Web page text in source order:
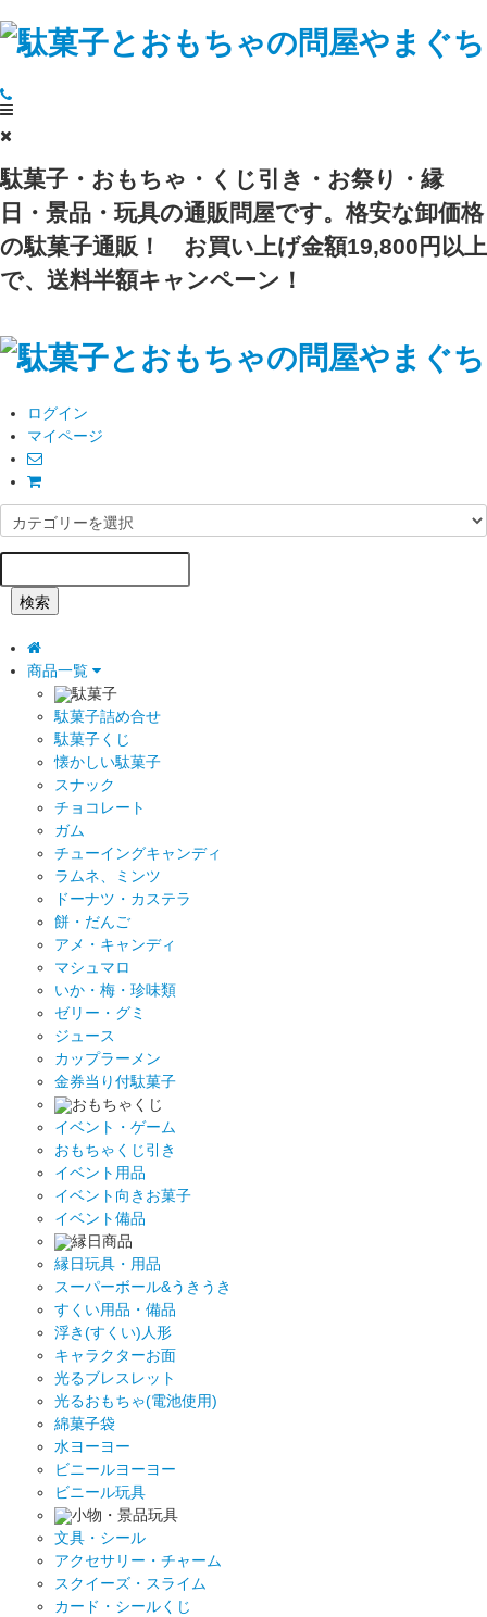
駄菓子・おもちゃ・くじ引き・お祭り・縁
日・景品・玩具の通販問屋です。格安な卸価格
の駄菓子通販！
お買い上げ金額19,800円以上
で、送料半額キャンペーン！
ログイン
マイページ
検索
商品一覧
駄菓子
駄菓子詰め合せ
駄菓子くじ
懐かしい駄菓子
スナック
チョコレート
ガム
チューイングキャンディ
ラムネ、ミンツ
ドーナツ・カステラ
餅・だんご
アメ・キャンディ
マシュマロ
いか・梅・珍味類
ゼリー・グミ
ジュース
カップラーメン
金券当り付駄菓子
おもちゃくじ
イベント・ゲーム
おもちゃくじ引き
イベント用品
イベント向きお菓子
イベント備品
縁日商品
縁日玩具・用品
スーパーボール&うきうき
すくい用品・備品
浮き(すくい)人形
キャラクターお面
光るブレスレット
光るおもちゃ(電池使用)
綿菓子袋
水ヨーヨー
ビニールヨーヨー
ビニール玩具
小物・景品玩具
文具・シール
アクセサリー・チャーム
スクイーズ・スライム
カード・シールくじ